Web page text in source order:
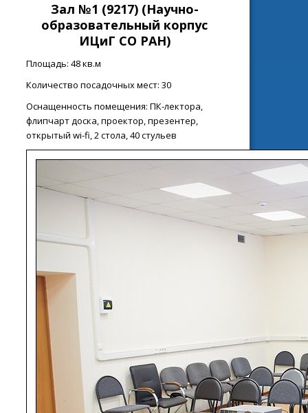
Зал №1 (9217) (Научно-
образовательный корпус
ИЦиГ СО РАН)
Площадь: 48 кв.м
Количество посадочных мест: 30
Оснащенность помещения: ПК-лектора,
флипчарт доска, проектор, презентер,
открытый wi-fi, 2 стола, 40 стульев